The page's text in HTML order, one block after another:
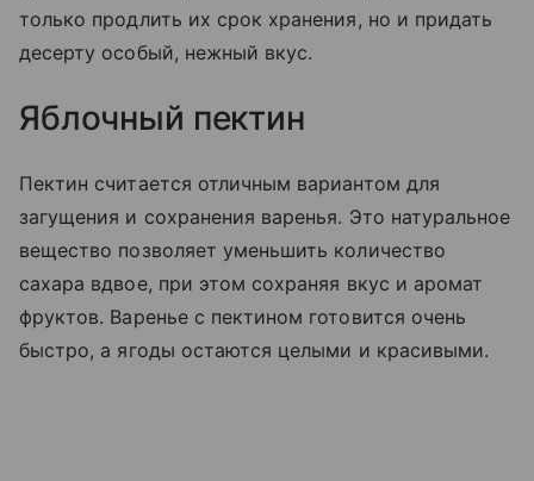
только продлить их срок хранения, но и придать
десерту особый, нежный вкус.
Яблочный пектин
Пектин считается отличным вариантом для
загущения и сохранения варенья. Это натуральное
вещество позволяет уменьшить количество
сахара вдвое, при этом сохраняя вкус и аромат
фруктов. Варенье с пектином готовится очень
быстро, а ягоды остаются целыми и красивыми.